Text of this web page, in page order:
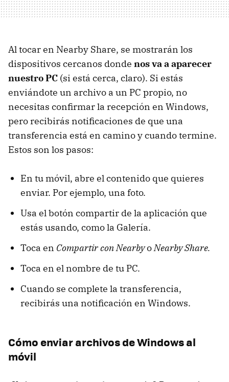
Al tocar en Nearby Share, se mostrarán los
dispositivos cercanos donde nos va a aparecer
nuestro PC (si está cerca, claro). Si estás
enviándote un archivo a un PC propio, no
necesitas confirmar la recepción en Windows,
pero recibirás notificaciones de que una
transferencia está en camino y cuando termine.
Estos son los pasos:
En tu móvil, abre el contenido que quieres
enviar. Por ejemplo, una foto.
Usa el botón compartir de la aplicación que
estás usando, como la Galería.
Toca en Compartir con NearbyoNearby Share.
Toca en el nombre de tu PC.
Cuando se complete la transferencia,
recibirás una notificación en Windows.
Cómo enviar archivos de Windows al
móvil